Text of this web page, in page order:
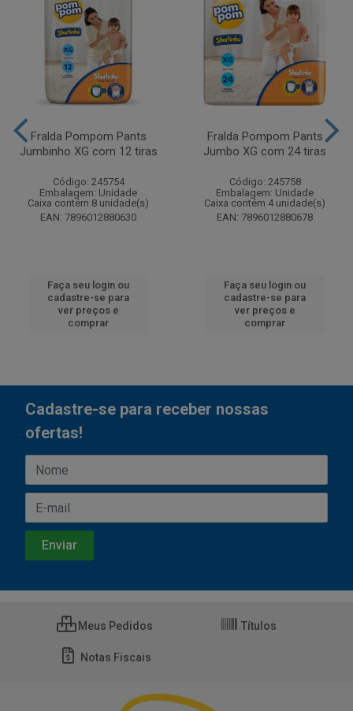
Fralda Pompom Pants
Jumbinho XG com 12 tiras
Código: 245754
Embalagem: Unidade
Caixa contém 8 unidade(s)
EAN: 7896012880630
Faça seu login ou
cadastre-se para
ver preços e
comprar
Fralda Pompom Pants
Jumbo XG com 24 tiras
Código: 245758
Embalagem: Unidade
Caixa contém 4 unidade(s)
EAN: 7896012880678
Faça seu login ou
cadastre-se para
ver preços e
comprar
Cadastre-se para receber nossas
ofertas!
Meus Pedidos Títulos
Notas Fiscais